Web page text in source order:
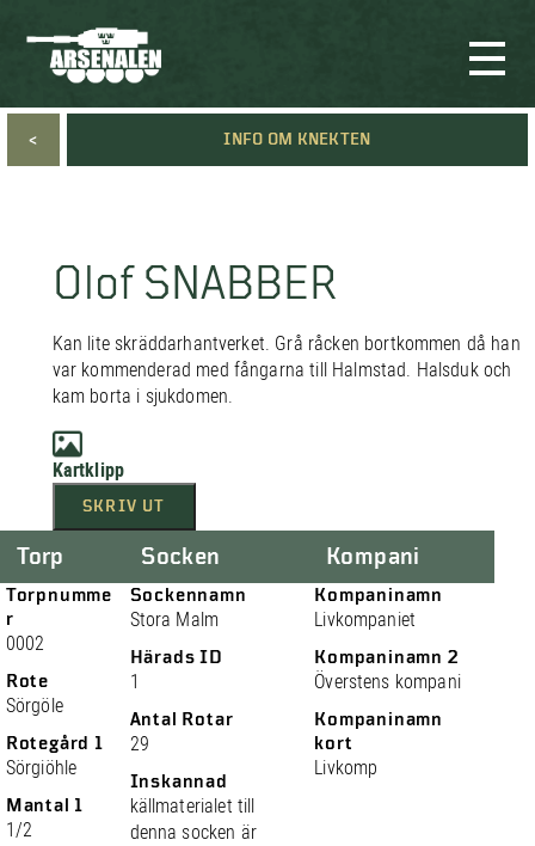
< INFO OM KNEKTEN
Olof SNABBER
Kan lite skräddarhantverket. Grå råcken bortkommen då han
var kommenderad med fångarna till Halmstad. Halsduk och
kam borta i sjukdomen.
Kartklipp
SKRIV UT
Torp
Torpnumme
r
0002
Rote
Sörgöle
Rotegård 1
Sörgiöhle
Mantal 1
1/2
Socken
Sockennamn
Stora Malm
Härads ID
1
Antal Rotar
29
Inskannad
källmaterialet till
denna socken är
Kompani
Kompaninamn
Livkompaniet
Kompaninamn 2
Överstens kompani
Kompaninamn
kort
Livkomp